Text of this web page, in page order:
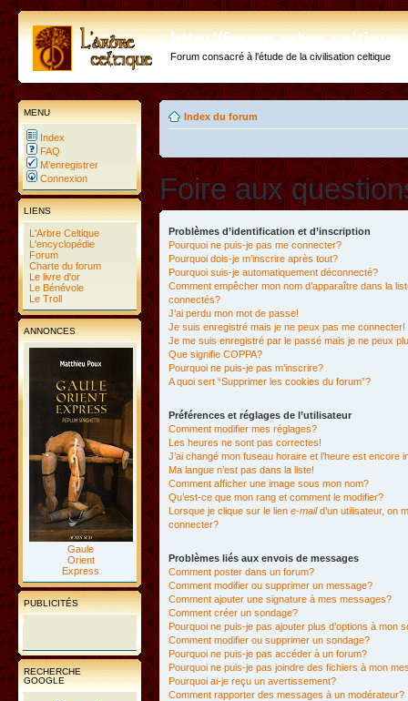
http://forum.arbre-
Forum consacré à l'étude de la civilisation celtique
MENU
Index
FAQ
M’enregistrer
Connexion
LIENS
L'Arbre Celtique
L'encyclopédie
Forum
Charte du forum
Le livre d'or
Le Bénévole
Le Troll
ANNONCES
Gaule
Orient
Express
PUBLICITÉS
RECHERCHE
GOOGLE
Index du forum
Foire aux
Problèmes d’identification et d’inscription
Pourquoi ne puis-je pas me connecter?
Pourquoi dois-je m’inscrire après tout?
Pourquoi suis-je automatiquement déconnecté?
Comment empêcher mon nom d’apparaître dans la
connectés?
J’ai perdu mon mot de passe!
Je suis enregistré mais je ne peux pas me connecter!
Je me suis enregistré par le passé mais je ne peux
Que signifie COPPA?
Pourquoi ne puis-je pas m’inscrire?
A quoi sert “Supprimer les cookies du forum”?
Préférences et réglages de l’utilisateur
Comment modifier mes réglages?
Les heures ne sont pas correctes!
J’ai changé mon fuseau horaire et l’heure est encore
Ma langue n’est pas dans la liste!
Comment afficher une image sous mon nom?
Qu’est-ce que mon rang et comment le modifier?
Lorsque je clique sur le lien e-maild’un utilisateur, on
connecter?
Problèmes liés aux envois de messages
Comment poster dans un forum?
Comment modifier ou supprimer un message?
Comment ajouter une signature à mes messages?
Comment créer un sondage?
Pourquoi ne puis-je pas ajouter plus d’options à mon
Comment modifier ou supprimer un sondage?
Pourquoi ne puis-je pas accéder à un forum?
Pourquoi ne puis-je pas joindre des fichiers à mon
Pourquoi ai-je reçu un avertissement?
Comment rapporter des messages à un modérateur?